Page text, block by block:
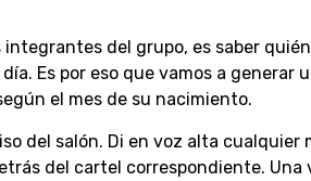
del grupo, es saber quién
Es por eso que vamos a generar
el mes de su nacimiento.
del salón. Di en voz alta cualquier
del cartel correspondiente. Una